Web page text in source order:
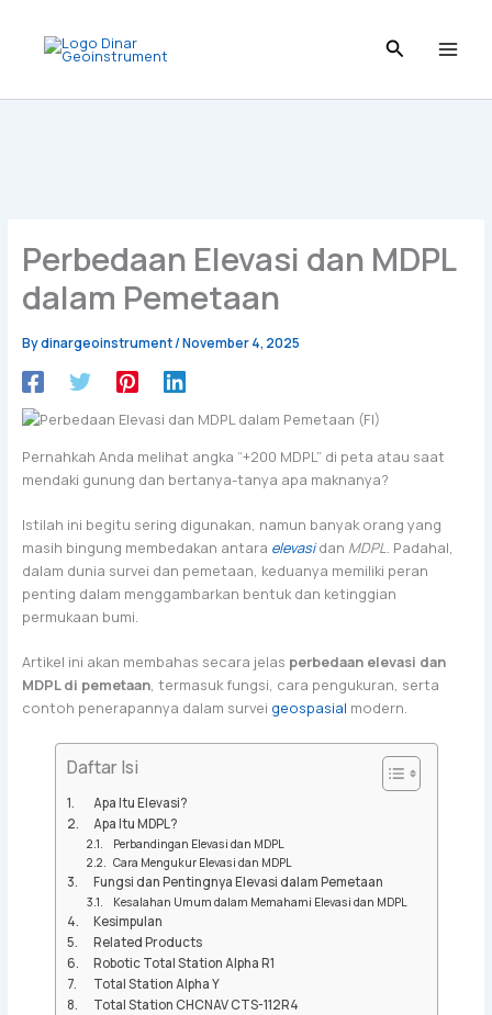
content
Perbedaan Elevasi dan MDPL
dalam Pemetaan
Bydinargeoinstrument/November 4, 2025
Pernahkah Anda melihat angka “+200 MDPL” di peta atau saat
mendaki gunung dan bertanya-tanya apa maknanya?
Istilah ini begitu sering digunakan, namun banyak orang yang
masih bingung membedakan antara elevasidan MDPL. Padahal,
dalam dunia survei dan pemetaan, keduanya memiliki peran
penting dalam menggambarkan bentuk dan ketinggian
permukaan bumi.
Artikel ini akan membahas secara jelas perbedaan elevasi dan
MDPL di pemetaan, termasuk fungsi, cara pengukuran, serta
contoh penerapannya dalam survei geospasial modern.
Daftar Isi
Apa Itu Elevasi?
Apa Itu MDPL?
Perbandingan Elevasi dan MDPL
Cara Mengukur Elevasi dan MDPL
Fungsi dan Pentingnya Elevasi dalam Pemetaan
Kesalahan Umum dalam Memahami Elevasi dan MDPL
Kesimpulan
Related Products
Robotic Total Station Alpha R1
Total Station Alpha Y
Total Station CHCNAV CTS-112R4